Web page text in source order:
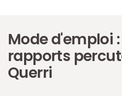
Mode d'emploi
rapports
Querri